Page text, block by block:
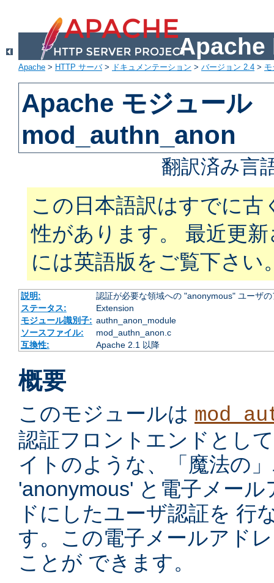
Apache
Apache > HTTP サーバ> ドキュメンテーション > バージョン 2.4 >
Apache モジュール
mod_authn_anon
翻訳済み言
この日本語訳はすでに古
性があります。 最近更
には英語版をご覧下さい
説明:
認証が必要な領域への "anonymous" ユーザ
ステータス:
Extension
モジュール識別子: authn_anon_module
ソースファイル:
mod_authn_anon.c
互換性:
Apache 2.1 以降
概要
このモジュールは
認証フロントエンドとし
イトのような、「魔法の
'anonymous' と電子メー
ドにしたユーザ認証を 行
す。この電子メールアド
ことが できます。